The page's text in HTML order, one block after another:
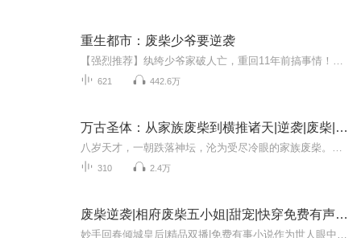
重生都市：废柴少爷要逆袭
621 442.6万
万古圣体：从家族废柴到横推诸天|逆袭|废柴|杀伐果断
310 2.4万
废柴逆袭|相府废柴五小姐|甜宠|快穿免费有声小说